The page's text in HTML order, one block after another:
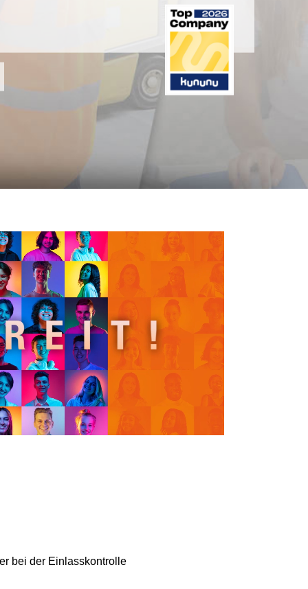
bei der Einlasskontrolle